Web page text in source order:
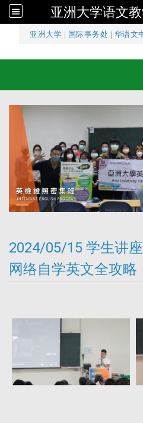
亚洲大学语文教
亚洲大学 国际事务处 华语文
亚洲大学语文教
2024/05/15 学生讲
网络自学英文全攻略